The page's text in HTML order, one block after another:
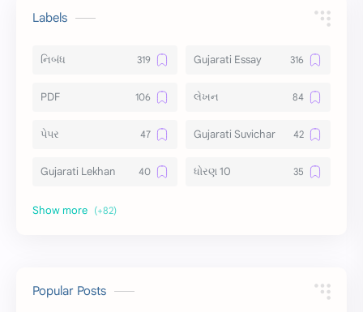
Labels
નિબંધ Gujarati Essay
PDF લેખન
પેપર Gujarati Suvichar
Gujarati Lekhan ધોરણ 10
અર્થ વિસ્તાર
10 વાક્યો
Popular Posts